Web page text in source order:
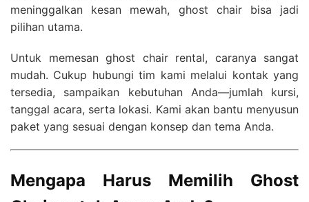
meninggalkan kesan mewah, ghost chair bisa jadi
pilihan utama.
Untuk memesan ghost chair rental, caranya sangat
mudah. Cukup hubungi tim kami melalui kontak yang
tersedia, sampaikan kebutuhan Anda—jumlah kursi,
tanggal acara, serta lokasi. Kami akan bantu menyusun
paket yang sesuai dengan konsep dan tema Anda.
Mengapa Harus Memilih Ghost